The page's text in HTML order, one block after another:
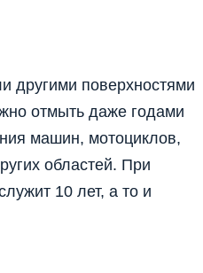
другими поверхностями
отмыть даже годами
машин, мотоциклов,
областей. При
10 лет, а то и